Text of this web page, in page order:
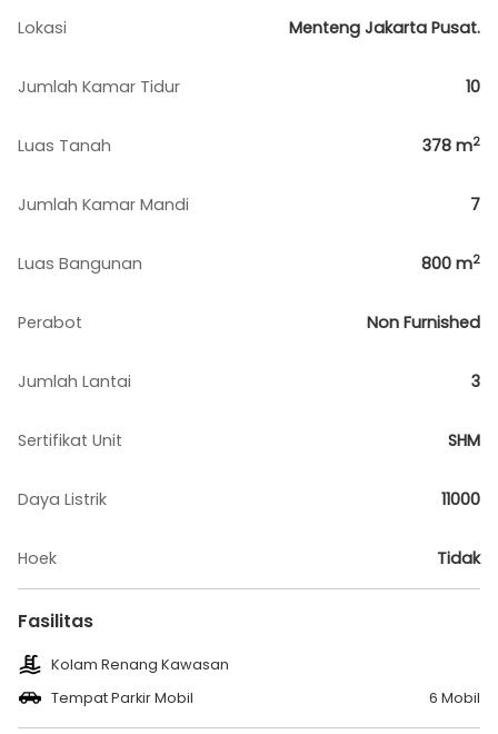
Lokasi Menteng Jakarta Pusat.
Jumlah Kamar Tidur 10
Luas Tanah 378 m2
Jumlah Kamar Mandi 7
Luas Bangunan 800 m2
Perabot Non Furnished
Jumlah Lantai 3
Sertifikat Unit SHM
Daya Listrik 11000
Hoek Tidak
Fasilitas
Kolam Renang Kawasan
Tempat Parkir Mobil
6 Mobil